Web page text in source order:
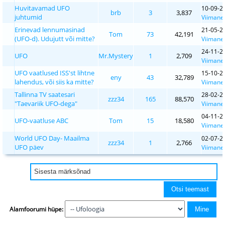
Huvitavamad UFO
juhtumid
brb 3 3,837
10-09-
Erinevad lennumasinad
(UFO-d). Udujutt või mitte?
Tom 73 42,191
21-05-
UFO Mr.Mystery 1 2,709
24-11-
UFO vaatlused ISS'st lihtne
lahendus, või siis ka mitte?
eny 43 32,789
15-10-
Tallinna TV saatesari
"Taevariik UFO-dega"
zzz34 165 88,570
28-02-
UFO-vaatluse ABC Tom 15 18,580
04-11-
World UFO Day- Maailma
UFO päev
zzz34 1 2,766
02-07-
Alamfoorumi hüpe: